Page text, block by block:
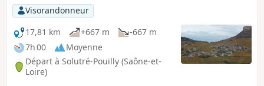
Visorandonneur
17,81 km
+667 m
-667 m
7h 00
Moyenne
Départ à Solutré-Pouilly (Saône-et-
Loire)